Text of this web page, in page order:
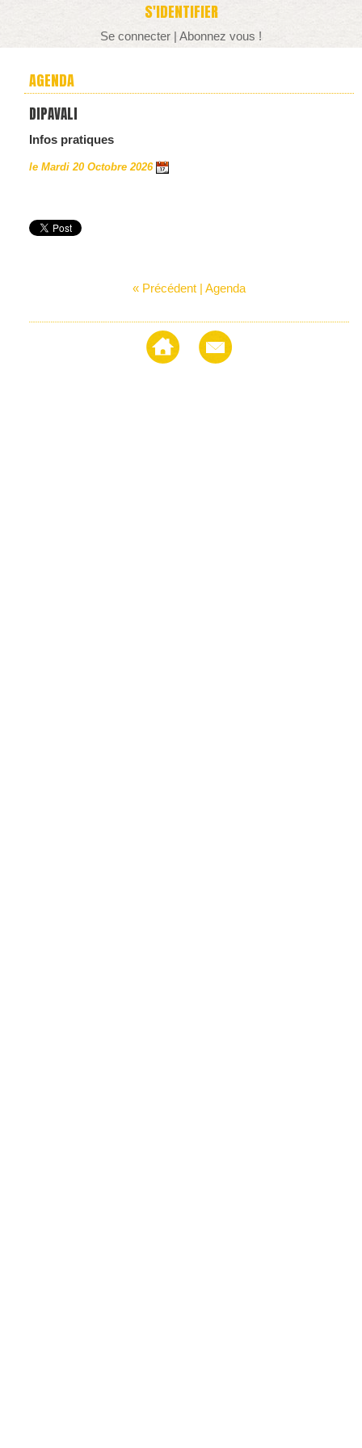
S'IDENTIFIER
Se connecter | Abonnez vous !
AGENDA
DIPAVALI
Infos pratiques
le Mardi 20 Octobre 2026
« Précédent | Agenda